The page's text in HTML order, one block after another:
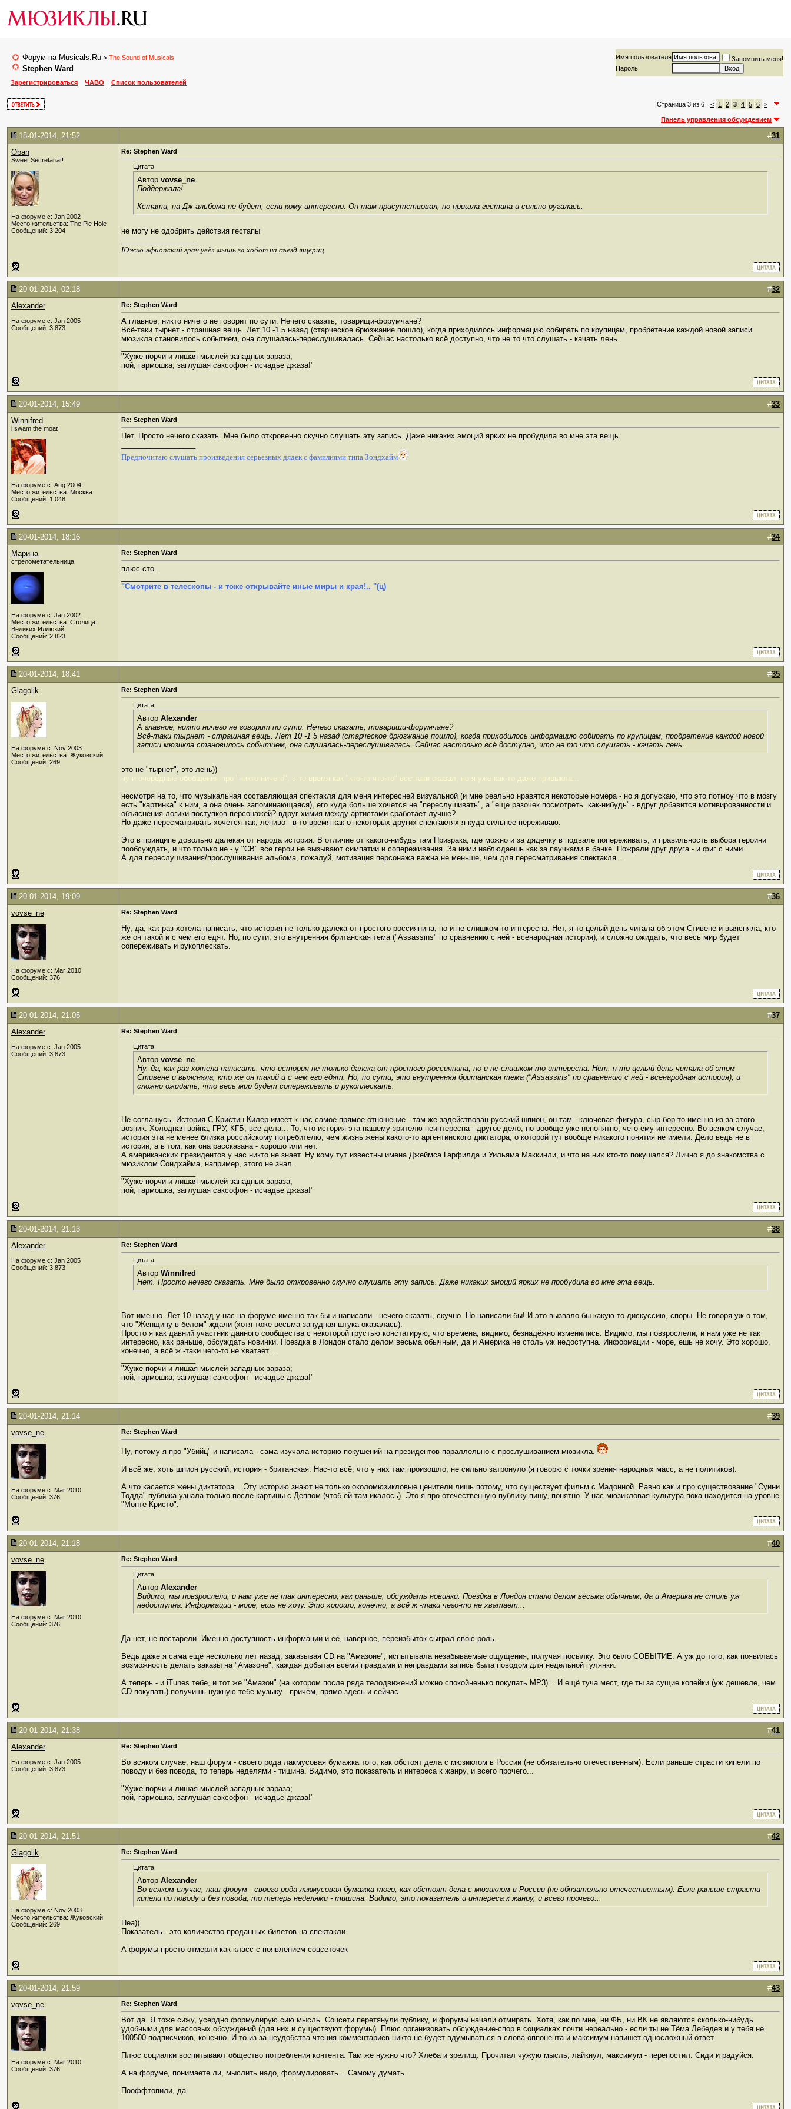
Форум на Musicals.Ru > The Sound of Musicals
Stephen Ward
Имя пользователя
Запомнить меня!
Пароль
Зарегистрироваться
ЧАВО Список пользователей
Страница 3 из 6 < 1 2 3 4 5 6 >
Панель управления обсуждением
18-01-2014, 21:52 #31
Oban
Sweet Secretariat!
На форуме с: Jan 2002
Место жительства: The Pie Hole
Сообщений: 3,204
Re: Stephen Ward
Цитата:
Автор vovse_ne
Поддержала!
Кстати, на Дж альбома не будет, если кому интересно. Он там присутствовал, но пришла гестапа и сильно ругалась.
не могу не одобрить действия гестапы
Южно-эфиопский грач увёл мышь за хобот на съезд ящериц
20-01-2014, 02:18 #32
Alexander
На форуме с: Jan 2005
Сообщений: 3,873
Re: Stephen Ward
А главное, никто ничего не говорит по сути. Нечего сказать, товарищи-форумчане?
Всё-таки тырнет - страшная вещь. Лет 10 -1 5 назад (старческое брюзжание пошло), когда приходилось информацию собирать по крупицам, пробретение каждой новой записи
мюзикла становилось событием, она слушалась-переслушивалась. Сейчас настолько всё доступно, что не то что слушать - качать лень.
"Хуже порчи и лишая мыслей западных зараза;
пой, гармошка, заглушая саксофон - исчадье джаза!"
20-01-2014, 15:49 #33
Winnifred
i swam the moat
На форуме с: Aug 2004
Место жительства: Москва
Сообщений: 1,048
Re: Stephen Ward
Нет. Просто нечего сказать. Мне было откровенно скучно слушать эту запись. Даже никаких эмоций ярких не пробудила во мне эта вещь.
Предпочитаю слушать произведения серьезных дядек с фамилиями типа Зондхайм
20-01-2014, 18:16 #34
Марина
стрелометательница
На форуме с: Jan 2002
Место жительства: Столица
Великих Иллюзий
Сообщений: 2,823
Re: Stephen Ward
плюс сто.
"Смотрите в телескопы - и тоже открывайте иные миры и края!.. "(ц)
20-01-2014, 18:41 #35
Glagolik
На форуме с: Nov 2003
Место жительства: Жуковский
Сообщений: 269
Re: Stephen Ward
Цитата:
Автор Alexander
А главное, никто ничего не говорит по сути. Нечего сказать, товарищи-форумчане?
Всё-таки тырнет - страшная вещь. Лет 10 -1 5 назад (старческое брюзжание пошло), когда приходилось информацию собирать по крупицам, пробретение каждой новой
записи мюзикла становилось событием, она слушалась-переслушивалась. Сейчас настолько всё доступно, что не то что слушать - качать лень.
это не "тырнет", это лень))
ну и очередные обобщения про "никто ничего", в то время как "кто-то что-то" все-таки сказал, но я уже как-то даже привыкла...
несмотря на то, что музыкальная составляющая спектакля для меня интересней визуальной (и мне реально нравятся некоторые номера - но я допускаю, что это потмоу что в мозгу
есть "картинка" к ним, а она очень запоминающаяся), его куда больше хочется не "переслушивать", а "еще разочек посмотреть. как-нибудь" - вдруг добавится мотивированности и
объяснения логики поступков персонажей? вдруг химия между артистами сработает лучше?
Но даже пересматривать хочется так, лениво - в то время как о некоторых других спектаклях я куда сильнее переживаю.
Это в принципе довольно далекая от народа история. В отличие от какого-нибудь там Призрака, где можно и за дядечку в подвале попереживать, и правильность выбора героини
пообсуждать, и что только не - у "СВ" все герои не вызывают симпатии и сопереживания. За ними наблюдаешь как за паучками в банке. Пожрали друг друга - и фиг с ними.
А для переслушивания/прослушивания альбома, пожалуй, мотивация персонажа важна не меньше, чем для пересматривания спектакля...
20-01-2014, 19:09 #36
vovse_ne
На форуме с: Mar 2010
Сообщений: 376
Re: Stephen Ward
Ну, да, как раз хотела написать, что история не только далека от простого россиянина, но и не слишком-то интересна. Нет, я-то целый день читала об этом Стивене и выясняла, кто
же он такой и с чем его едят. Но, по сути, это внутренняя британская тема ("Assassins" по сравнению с ней - всенародная история), и сложно ожидать, что весь мир будет
сопереживать и рукоплескать.
20-01-2014, 21:05 #37
Alexander
На форуме с: Jan 2005
Сообщений: 3,873
Re: Stephen Ward
Цитата:
Автор vovse_ne
Ну, да, как раз хотела написать, что история не только далека от простого россиянина, но и не слишком-то интересна. Нет, я-то целый день читала об этом
Стивене и выясняла, кто же он такой и с чем его едят. Но, по сути, это внутренняя британская тема ("Assassins" по сравнению с ней - всенародная история), и
сложно ожидать, что весь мир будет сопереживать и рукоплескать.
Не соглашусь. История С Кристин Килер имеет к нас самое прямое отношение - там же задействован русский шпион, он там - ключевая фигура, сыр-бор-то именно из-за этого
возник. Холодная война, ГРУ, КГБ, все дела... То, что история эта нашему зрителю неинтересна - другое дело, но вообще уже непонятно, чего ему интересно. Во всяком случае,
история эта не менее близка российскому потребителю, чем жизнь жены какого-то аргентинского диктатора, о которой тут вообще никакого понятия не имели. Дело ведь не в
истории, а в том, как она рассказана - хорошо или нет.
А американских президентов у нас никто не знает. Ну кому тут известны имена Джеймса Гарфилда и Уильяма Маккинли, и что на них кто-то покушался? Лично я до знакомства с
мюзиклом Сондхайма, например, этого не знал.
"Хуже порчи и лишая мыслей западных зараза;
пой, гармошка, заглушая саксофон - исчадье джаза!"
20-01-2014, 21:13 #38
Alexander
На форуме с: Jan 2005
Сообщений: 3,873
Re: Stephen Ward
Цитата:
Автор Winnifred
Нет. Просто нечего сказать. Мне было откровенно скучно слушать эту запись. Даже никаких эмоций ярких не пробудила во мне эта вещь.
Вот именно. Лет 10 назад у нас на форуме именно так бы и написали - нечего сказать, скучно. Но написали бы! И это вызвало бы какую-то дискуссию, споры. Не говоря уж о том,
что "Женщину в белом" ждали (хотя тоже весьма занудная штука оказалась).
Просто я как давний участник данного сообщества с некоторой грустью констатирую, что времена, видимо, безнадёжно изменились. Видимо, мы повзрослели, и нам уже не так
интересно, как раньше, обсуждать новинки. Поездка в Лондон стало делом весьма обычным, да и Америка не столь уж недоступна. Информации - море, ешь не хочу. Это хорошо,
конечно, а всё ж -таки чего-то не хватает...
"Хуже порчи и лишая мыслей западных зараза;
пой, гармошка, заглушая саксофон - исчадье джаза!"
20-01-2014, 21:14 #39
vovse_ne
На форуме с: Mar 2010
Сообщений: 376
Re: Stephen Ward
Ну, потому я про "Убийц" и написала - сама изучала историю покушений на президентов параллельно с прослушиванием мюзикла.
И всё же, хоть шпион русский, история - британская. Нас-то всё, что у них там произошло, не сильно затронуло (я говорю с точки зрения народных масс, а не политиков).
А что касается жены диктатора... Эту историю знают не только околомюзикловые ценители лишь потому, что существует фильм с Мадонной. Равно как и про существование "Суини
Тодда" публика узнала только после картины с Деппом (чтоб ей там икалось). Это я про отечественную публику пишу, понятно. У нас мюзикловая культура пока находится на уровне
"Монте-Кристо".
20-01-2014, 21:18 #40
vovse_ne
На форуме с: Mar 2010
Сообщений: 376
Re: Stephen Ward
Цитата:
Автор Alexander
Видимо, мы повзрослели, и нам уже не так интересно, как раньше, обсуждать новинки. Поездка в Лондон стало делом весьма обычным, да и Америка не столь уж
недоступна. Информации - море, ешь не хочу. Это хорошо, конечно, а всё ж -таки чего-то не хватает...
Да нет, не постарели. Именно доступность информации и её, наверное, переизбыток сыграл свою роль.
Ведь даже я сама ещё несколько лет назад, заказывая CD на "Амазоне", испытывала незабываемые ощущения, получая посылку. Это было СОБЫТИЕ. А уж до того, как появилась
возможность делать заказы на "Амазоне", каждая добытая всеми правдами и неправдами запись была поводом для недельной гулянки.
А теперь - и iTunes тебе, и тот же "Амазон" (на котором после ряда телодвижений можно спокойненько покупать MP3)... И ещё туча мест, где ты за сущие копейки (уж дешевле, чем
CD покупать) получишь нужную тебе музыку - причём, прямо здесь и сейчас.
20-01-2014, 21:38 #41
Alexander
На форуме с: Jan 2005
Сообщений: 3,873
Re: Stephen Ward
Во всяком случае, наш форум - своего рода лакмусовая бумажка того, как обстоят дела с мюзиклом в России (не обязательно отечественным). Если раньше страсти кипели по
поводу и без повода, то теперь неделями - тишина. Видимо, это показатель и интереса к жанру, и всего прочего...
"Хуже порчи и лишая мыслей западных зараза;
пой, гармошка, заглушая саксофон - исчадье джаза!"
20-01-2014, 21:51 #42
Glagolik
На форуме с: Nov 2003
Место жительства: Жуковский
Сообщений: 269
Re: Stephen Ward
Цитата:
Автор Alexander
Во всяком случае, наш форум - своего рода лакмусовая бумажка того, как обстоят дела с мюзиклом в России (не обязательно отечественным). Если раньше страсти
кипели по поводу и без повода, то теперь неделями - тишина. Видимо, это показатель и интереса к жанру, и всего прочего...
Неа))
Показатель - это количество проданных билетов на спектакли.
А форумы просто отмерли как класс с появлением соцсеточек
20-01-2014, 21:59 #43
vovse_ne
На форуме с: Mar 2010
Сообщений: 376
Re: Stephen Ward
Вот да. Я тоже сижу, усердно формулирую сию мысль. Соцсети перетянули публику, и форумы начали отмирать. Хотя, как по мне, ни ФБ, ни ВК не являются сколько-нибудь
удобными для массовых обсуждений (для них и существуют форумы). Плюс организовать обсуждение-спор в социалках почти нереально - если ты не Тёма Лебедев и у тебя не
100500 подписчиков, конечно. И то из-за неудобства чтения комментариев никто не будет вдумываться в слова оппонента и максимум напишет односложный ответ.
Плюс социалки воспитывают общество потребления контента. Там же нужно что? Хлеба и зрелищ. Прочитал чужую мысль, лайкнул, максимум - перепостил. Сиди и радуйся.
А на форуме, понимаете ли, мыслить надо, формулировать... Самому думать.
Пооффтопили, да.